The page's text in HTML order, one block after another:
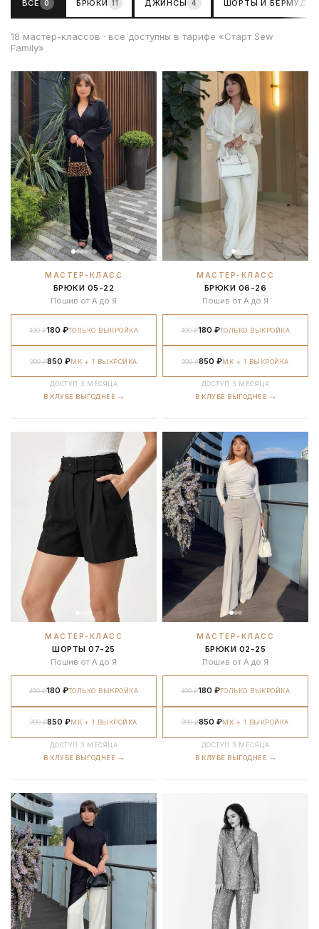
ВСЕ 0 БРЮКИ 11 ДЖИНСЫ 4 ШОРТЫ И БЕРМУДЫ
18 мастер-классов · все доступны в тарифе «Старт Sew
Family»
МАСТЕР-КЛАСС
БРЮКИ 05-22
Пошив от А до Я
490 ₽180 ₽ТОЛЬКО ВЫКРОЙКА
990 ₽850 ₽МК + 1 ВЫКРОЙКА
ДОСТУП 3 МЕСЯЦА
В КЛУБЕ ВЫГОДНЕЕ →
МАСТЕР-КЛАСС
БРЮКИ 06-26
Пошив от А до Я
490 ₽180 ₽ТОЛЬКО ВЫКРОЙКА
990 ₽850 ₽МК + 1 ВЫКРОЙКА
ДОСТУП 3 МЕСЯЦА
В КЛУБЕ ВЫГОДНЕЕ →
МАСТЕР-КЛАСС
ШОРТЫ 07-25
Пошив от А до Я
490 ₽180 ₽ТОЛЬКО ВЫКРОЙКА
990 ₽850 ₽МК + 1 ВЫКРОЙКА
ДОСТУП 3 МЕСЯЦА
В КЛУБЕ ВЫГОДНЕЕ →
МАСТЕР-КЛАСС
БРЮКИ 02-25
Пошив от А до Я
490 ₽180 ₽ТОЛЬКО ВЫКРОЙКА
990 ₽850 ₽МК + 1 ВЫКРОЙКА
ДОСТУП 3 МЕСЯЦА
В КЛУБЕ ВЫГОДНЕЕ →